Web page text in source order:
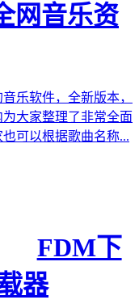
网音乐资
乐软件，全新版本，
大家整理了非常全面
可以根据歌曲名称...
FDM下
器